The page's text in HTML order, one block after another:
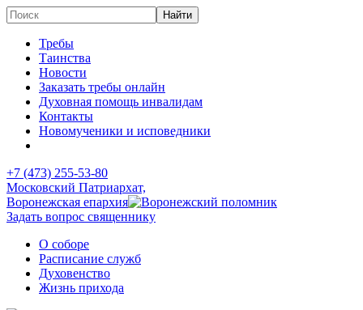
Требы
Таинства
Новости
Заказать требы онлайн
Духовная помощь инвалидам
Контакты
Новомученики и исповедники
+7 (473) 255-53-80
Московский Патриархат,
Воронежская епархия
Задать вопрос священнику
О соборе
Расписание служб
Духовенство
Жизнь прихода